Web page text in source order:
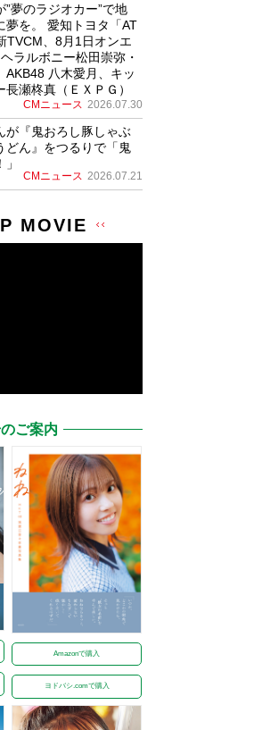
”夢のラジオカー”で地
夢を。 愛知トヨタ「AT
TVCM、8月1日オンエ
ラルボニー松田崇弥・
AKB48 八木愛月、キッ
長瀬柊真（ＥＸＰＧ）
CMニュース 2026.07.30
が『鬼おろし豚しゃぶ
どん』をつるりで「鬼
CMニュース 2026.07.21
MOVIE
ご案内
Amazonで購入
ヨドバシ.comで購入